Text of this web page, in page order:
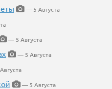
— 5 Августа
— 5 Августа
— 5 Августа
— 5 Августа